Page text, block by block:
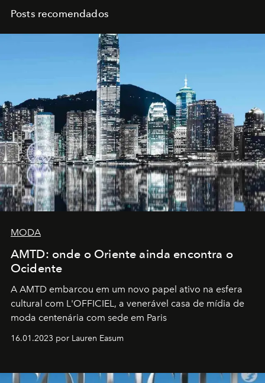
Posts recomendados
MODA
AMTD: onde o Oriente ainda encontra o
Ocidente
A AMTD embarcou em um novo papel ativo na esfera
cultural com L'OFFICIEL, a venerável casa de mídia de
moda centenária com sede em Paris
16.01.2023 por Lauren Easum